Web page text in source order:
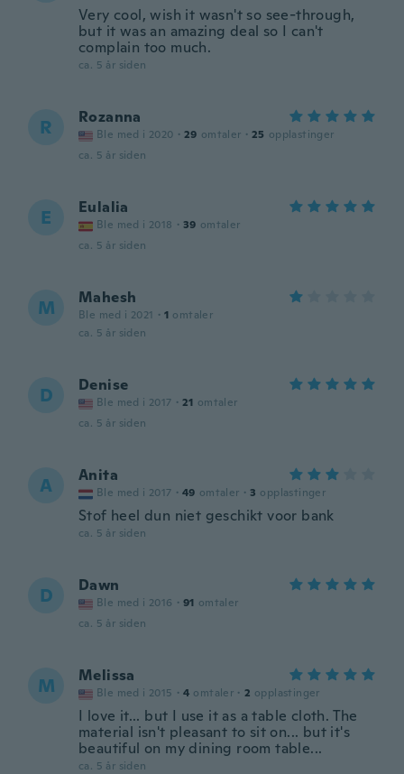
Very cool, wish it wasn't so see-through,
but it was an amazing deal so I can't
complain too much.
ca. 5 år siden
R Rozanna
Ble med i 2020 · 29 omtaler · 25 opplastinger
ca. 5 år siden
E Eulalia
Ble med i 2018 · 39 omtaler
ca. 5 år siden
M Mahesh
Ble med i 2021 · 1 omtaler
ca. 5 år siden
D Denise
Ble med i 2017 · 21 omtaler
ca. 5 år siden
A Anita
Ble med i 2017 · 49 omtaler · 3 opplastinger
Stof heel dun niet geschikt voor bank
ca. 5 år siden
D Dawn
Ble med i 2016 · 91 omtaler
ca. 5 år siden
M Melissa
Ble med i 2015 · 4 omtaler · 2 opplastinger
I love it... but I use it as a table cloth. The
material isn't pleasant to sit on... but it's
beautiful on my dining room table...
ca. 5 år siden